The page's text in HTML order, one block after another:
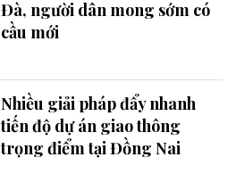
Đà, người dân mong sớm có
cầu mới
Nhiều giải pháp đẩy nhanh
tiến độ dự án giao thông
trọng điểm tại Đồng Nai